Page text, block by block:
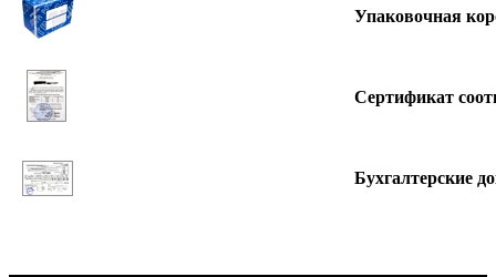
Упаковочная
Сертификат
Бухгалтерские